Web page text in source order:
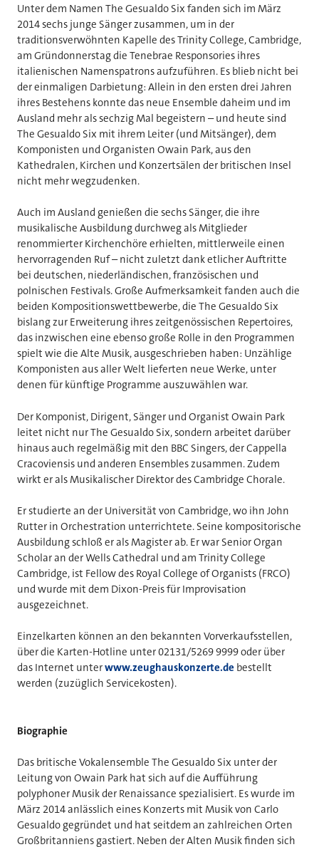
Unter dem Namen The Gesualdo Six fanden sich im März
2014 sechs junge Sänger zusammen, um in der
traditionsverwöhnten Kapelle des Trinity College, Cambridge,
am Gründonnerstag die Tenebrae Responsories ihres
italienischen Namenspatrons aufzuführen. Es blieb nicht bei
der einmaligen Darbietung: Allein in den ersten drei Jahren
ihres Bestehens konnte das neue Ensemble daheim und im
Ausland mehr als sechzig Mal begeistern – und heute sind
The Gesualdo Six mit ihrem Leiter (und Mitsänger), dem
Komponisten und Organisten Owain Park, aus den
Kathedralen, Kirchen und Konzertsälen der britischen Insel
nicht mehr wegzudenken.
Auch im Ausland genießen die sechs Sänger, die ihre
musikalische Ausbildung durchweg als Mitglieder
renommierter Kirchenchöre erhielten, mittlerweile einen
hervorragenden Ruf – nicht zuletzt dank etlicher Auftritte
bei deutschen, niederländischen, französischen und
polnischen Festivals. Große Aufmerksamkeit fanden auch die
beiden Kompositionswettbewerbe, die The Gesualdo Six
bislang zur Erweiterung ihres zeitgenössischen Repertoires,
das inzwischen eine ebenso große Rolle in den Programmen
spielt wie die Alte Musik, ausgeschrieben haben: Unzählige
Komponisten aus aller Welt lieferten neue Werke, unter
denen für künftige Programme auszuwählen war.
Der Komponist, Dirigent, Sänger und Organist Owain Park
leitet nicht nur The Gesualdo Six, sondern arbeitet darüber
hinaus auch regelmäßig mit den BBC Singers, der Cappella
Cracoviensis und anderen Ensembles zusammen. Zudem
wirkt er als Musikalischer Direktor des Cambridge Chorale.
Er studierte an der Universität von Cambridge, wo ihn John
Rutter in Orchestration unterrichtete. Seine kompositorische
Ausbildung schloß er als Magister ab. Er war Senior Organ
Scholar an der Wells Cathedral und am Trinity College
Cambridge, ist Fellow des Royal College of Organists (FRCO)
und wurde mit dem Dixon-Preis für Improvisation
ausgezeichnet.
Einzelkarten können an den bekannten Vorverkaufsstellen,
über die Karten-Hotline unter 02131/5269 9999 oder über
das Internet unterwww.zeughauskonzerte.de bestellt
werden (zuzüglich Servicekosten).
Biographie
Das britische Vokalensemble The Gesualdo Six unter der
Leitung von Owain Park hat sich auf die Aufführung
polyphoner Musik der Renaissance spezialisiert. Es wurde im
März 2014 anlässlich eines Konzerts mit Musik von Carlo
Gesualdo gegründet und hat seitdem an zahlreichen Orten
Großbritanniens gastiert. Neben der Alten Musik finden sich